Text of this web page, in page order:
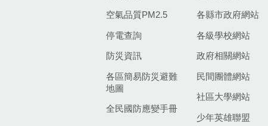
空氣品質PM2.5
停電查詢
防災資訊
各區簡易防災避難
地圖
全民國防應變手冊
各縣市政府網站
各級學校網站
政府相關網站
民間團體網站
社區大學網站
少年英雄聯盟